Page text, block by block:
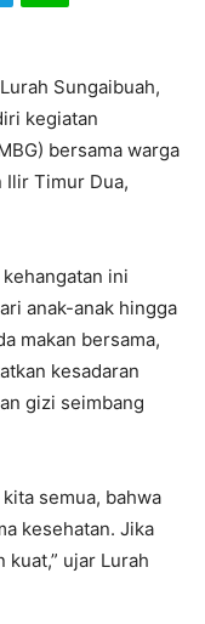
Lurah Sungaibuah,
kegiatan
bersama warga
Ilir Timur Dua,
ini
anak-anak hingga
makan bersama,
kesadaran
gizi seimbang
semua, bahwa
kesehatan. Jika
kuat,” ujar Lurah